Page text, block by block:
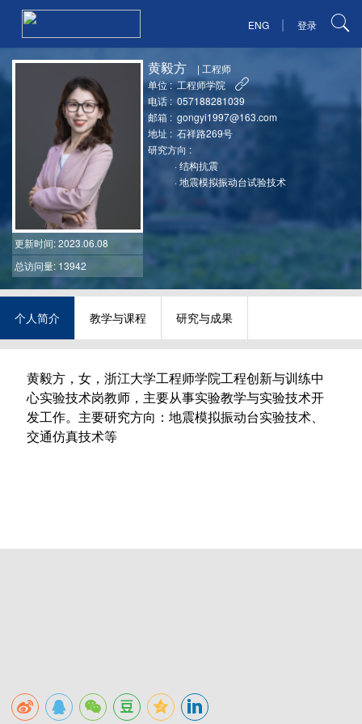
ENG | 登录
更新时间: 2023.06.08
总访问量: 13942
黄毅方 | 工程师
单位 : 工程师学院
电话 : 057188281039
邮箱 : gongyi1997@163.com
地址 : 石祥路269号
研究方向 :
·结构抗震
·地震模拟振动台试验技术
个人简介 教学与课程 研究与成果
黄毅方，女，浙江大学工程师学院工程创新与训练中
心实验技术岗教师，主要从事实验教学与实验技术开
发工作。主要研究方向：地震模拟振动台实验技术、
交通仿真技术等